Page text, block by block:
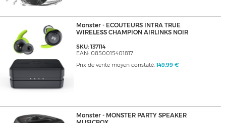
Monster - ECOUTEURS INTRA TRUE
WIRELESS CHAMPION AIRLINKS NOIR
SKU: 137114
EAN: 0850015401817
Prix de vente moyen constaté: 149,99 €
Monster - MONSTER PARTY SPEAKER